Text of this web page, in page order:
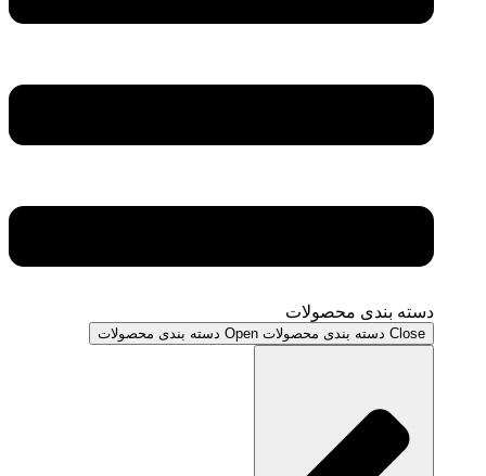
دسته بندی محصولات
Close دسته بندی محصولات Open دسته بندی محصولات